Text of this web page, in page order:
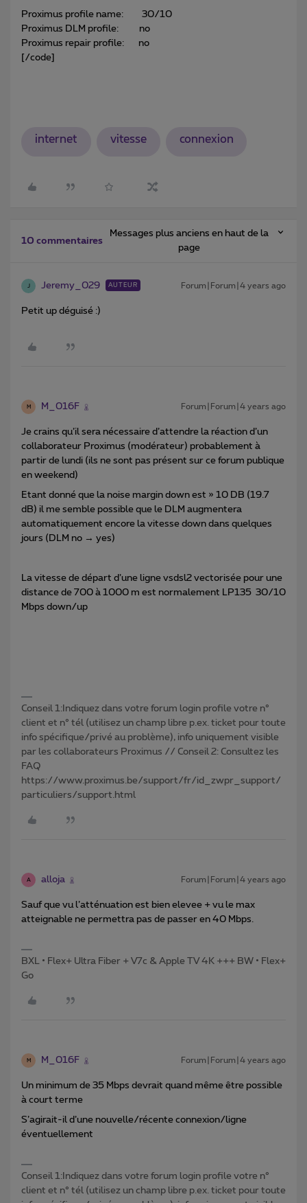
Proximus profile name: 30/10
Proximus DLM profile: no
Proximus repair profile: no
[/code]
internet vitesse connexion
10 commentaires
Messages plus anciens en haut de la
page
Jeremy_029 AUTEUR Forum|Forum|4 years ago
Petit up déguisé :)
M M_016F Forum|Forum|4 years ago
Je crains qu’il sera nécessaire d’attendre la réaction d’un
collaborateur Proximus (modérateur) probablement à
partir de lundi (ils ne sont pas présent sur ce forum publique
en weekend)
Etant donné que la noise margin down est » 10 DB (19.7
dB) il me semble possible que le DLM augmentera
automatiquement encore la vitesse down dans quelques
jours (DLM no → yes)
La vitesse de départ d’une ligne vsdsl2 vectorisée pour une
distance de 700 à 1000 m est normalement LP135 30/10
Mbps down/up
Conseil 1:Indiquez dans votre forum login profile votre n°
client et n° tél (utilisez un champ libre p.ex. ticket pour toute
info spécifique/privé au problème), info uniquement visible
par les collaborateurs Proximus // Conseil 2: Consultez les
FAQ
https://www.proximus.be/support/fr/id_zwpr_support/
particuliers/support.html
A alloja Forum|Forum|4 years ago
Sauf que vu l’atténuation est bien elevee + vu le max
atteignable ne permettra pas de passer en 40 Mbps.
BXL • Flex+ Ultra Fiber + V7c & Apple TV 4K +++ BW • Flex+
Go
M M_016F Forum|Forum|4 years ago
Un minimum de 35 Mbps devrait quand même être possible
à court terme
S’agirait-il d’une nouvelle/récente connexion/ligne
éventuellement
Conseil 1:Indiquez dans votre forum login profile votre n°
client et n° tél (utilisez un champ libre p.ex. ticket pour toute